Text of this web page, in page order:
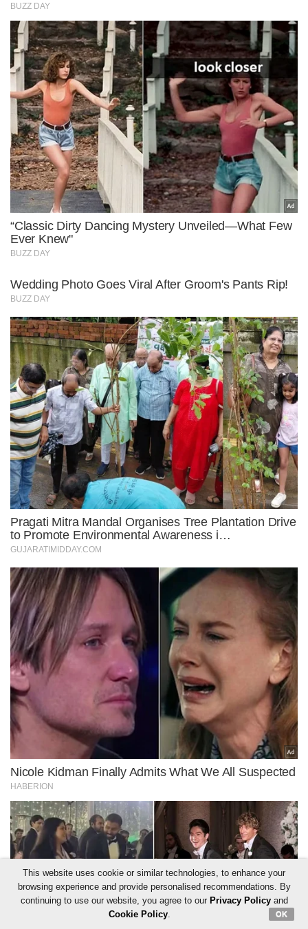
This website uses cookie or similar technologies, to enhance your
browsing experience and provide personalised recommendations. By
continuing to use our website, you agree to our Privacy Policyand
Cookie Policy. OK